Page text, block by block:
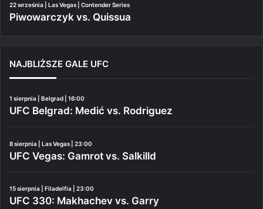
22 września | Las Vegas | Contender Series
Piwowarczyk vs. Quissua
NAJBLIŻSZE GALE UFC
1 sierpnia | Belgrad | 16:00
UFC Belgrad: Medić vs. Rodriguez
8 sierpnia | Las Vegas | 23:00
UFC Vegas: Gamrot vs. Salkilld
15 sierpnia | Filadelfia | 23:00
UFC 330: Makhachev vs. Garry